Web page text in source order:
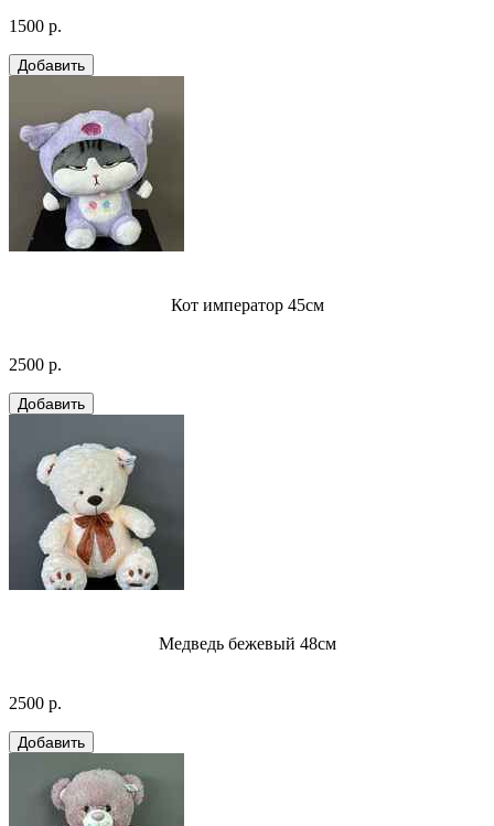
1500 р.
Кот император 45см
2500 р.
Медведь бежевый 48см
2500 р.